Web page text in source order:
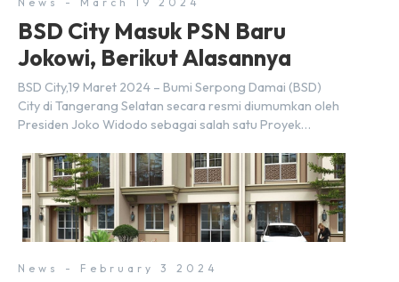
BSD City Masuk PSN Baru
Jokowi, Berikut Alasannya
BSD City,19 Maret 2024 – Bumi Serpong Damai (BSD)
City di Tangerang Selatan secara resmi diumumkan oleh
Presiden Joko Widodo sebagai salah satu Proyek
dibuat oleh Menteri Koordinator Bidang Perekonomian,
Airlangga Hartarto, setelah Rapat Terbatas (ratas)
bersama Jokowi di Istana Kepresidenan pada hari Senin,
18 Maret 2024. Selain […]
News - February 3 2024